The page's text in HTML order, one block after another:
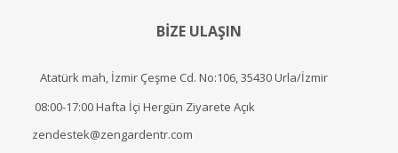
BİZE ULAŞIN
Atatürk mah, İzmir Çeşme Cd. No:106, 35430 Urla/İzmir
08:00-17:00 Hafta İçi Hergün Ziyarete Açık
zendestek@zengardentr.com